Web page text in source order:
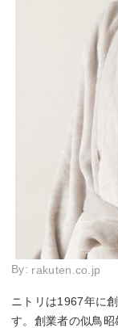
By: rakuten.co.jp
ニトリは1967年に
す。創業者の似鳥